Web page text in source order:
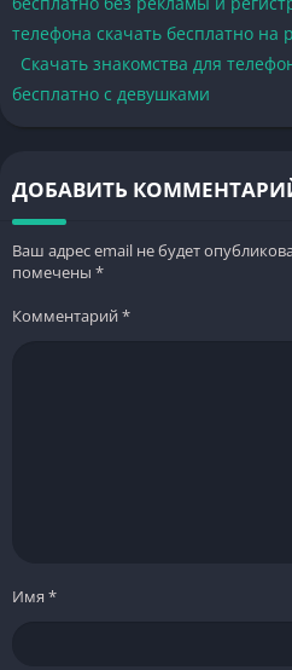
телефона скачать бесплатно на
Скачать знакомства для
бесплатно с девушками
ДОБАВИТЬ
Ваш адрес email не будет
помечены *
Комментарий*
Имя *